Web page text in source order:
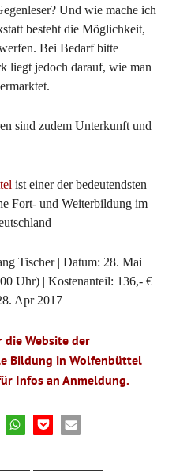
Und wie mache ich
besteht die Möglichkeit,
Bei Bedarf bitte
liegt jedoch darauf, wie man
sind zudem Unterkunft und
ist einer der bedeutendsten
Fort- und Weiterbildung im
Tischer | Datum: 28. Mai
Uhr) | Kostenanteil: 136,- €
Apr 2017
Website der
Bildung in Wolfenbüttel
Infos an Anmeldung.